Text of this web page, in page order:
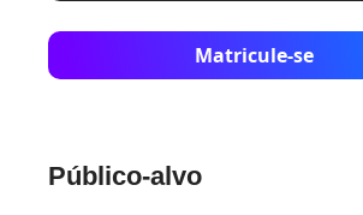
Matricule-se
Público-alvo